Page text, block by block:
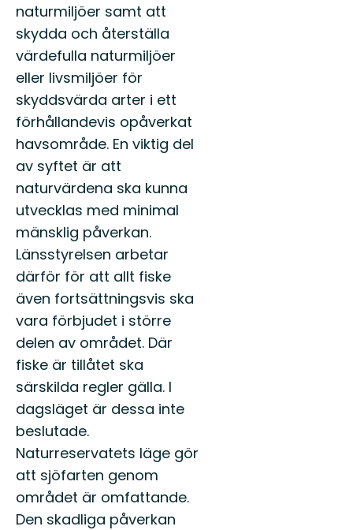
naturmiljöer samt att
skydda och återställa
värdefulla naturmiljöer
eller livsmiljöer för
skyddsvärda arter i ett
förhållandevis opåverkat
havsområde. En viktig del
av syftet är att
naturvärdena ska kunna
utvecklas med minimal
mänsklig påverkan.
Länsstyrelsen arbetar
därför för att allt fiske
även fortsättningsvis ska
vara förbjudet i större
delen av området. Där
fiske är tillåtet ska
särskilda regler gälla. I
dagsläget är dessa inte
beslutade.
Naturreservatets läge gör
att sjöfarten genom
området är omfattande.
Den skadliga påverkan